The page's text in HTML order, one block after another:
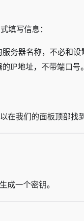
填写信息：
务器名称，不必和设
IP地址，不带端口号。
在我们的面板顶部找到
成一个密钥。